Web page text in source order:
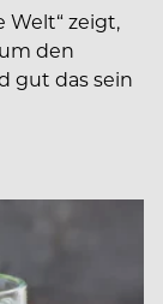
Welt“ zeigt,
den
gut das sein